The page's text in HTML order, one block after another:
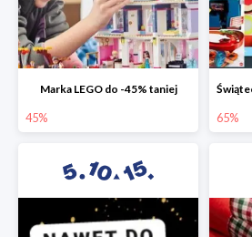
Marka LEGO do -45% taniej
45% 65%